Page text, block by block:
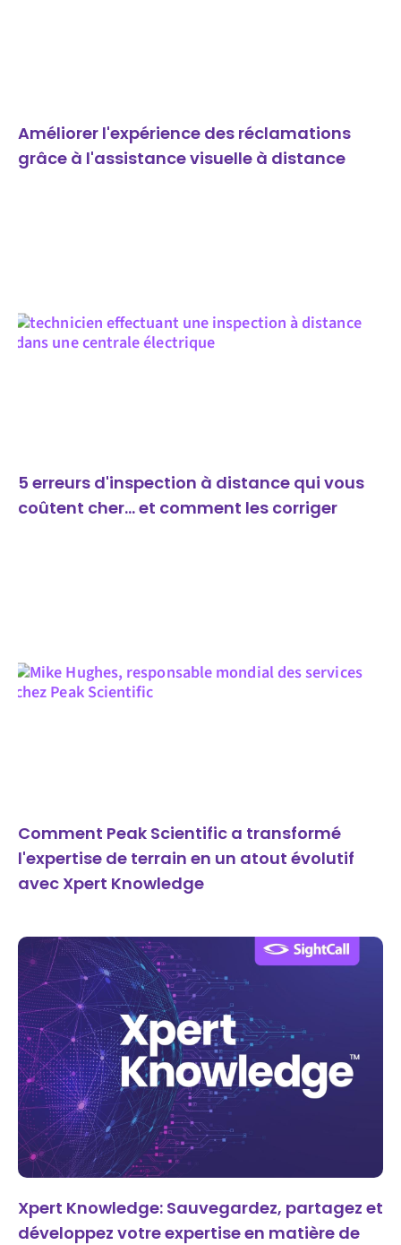
Améliorer l'expérience des réclamations
grâce à l'assistance visuelle à distance
5 erreurs d'inspection à distance qui vous
coûtent cher... et comment les corriger
Comment Peak Scientific a transformé
l'expertise de terrain en un atout évolutif
avec Xpert Knowledge
Xpert Knowledge: Sauvegardez, partagez et
développez votre expertise en matière de